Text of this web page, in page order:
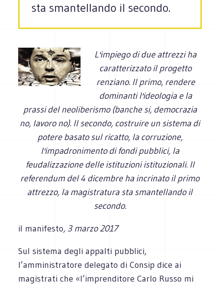
sta smantellando il secondo.
L'impiego di due attrezzi ha
caratterizzato il progetto
renziano. Il primo, rendere
dominanti l'ideologia e la
prassi del neoliberismo (banche si, democrazia
no, lavoro no). Il secondo, costruire un sistema di
potere basato sul ricatto, la corruzione,
l'impadronimento di fondi pubblici, la
feudalizzazione delle istituzioni istituzionali. Il
referendum del 4 dicembre ha incrinato il primo
attrezzo, la magistratura sta smantellando il
secondo.
il manifesto, 3 marzo 2017
Sul sistema degli appalti pubblici,
l’amministratore delegato di Consip dice ai
magistrati che «l’imprenditore Carlo Russo mi